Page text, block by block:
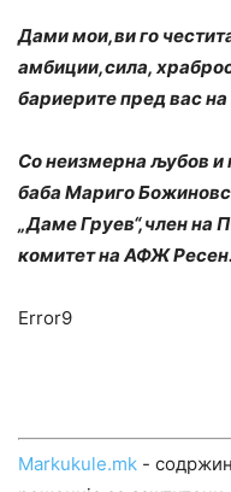
Дами мои,ви го
амбиции,сила,
бариерите пред вас
Со неизмерна љубов и
баба Мариго
„Даме Груев“,член на
комитет на АФЖ Ресен.
Error9
Markukule.mk -